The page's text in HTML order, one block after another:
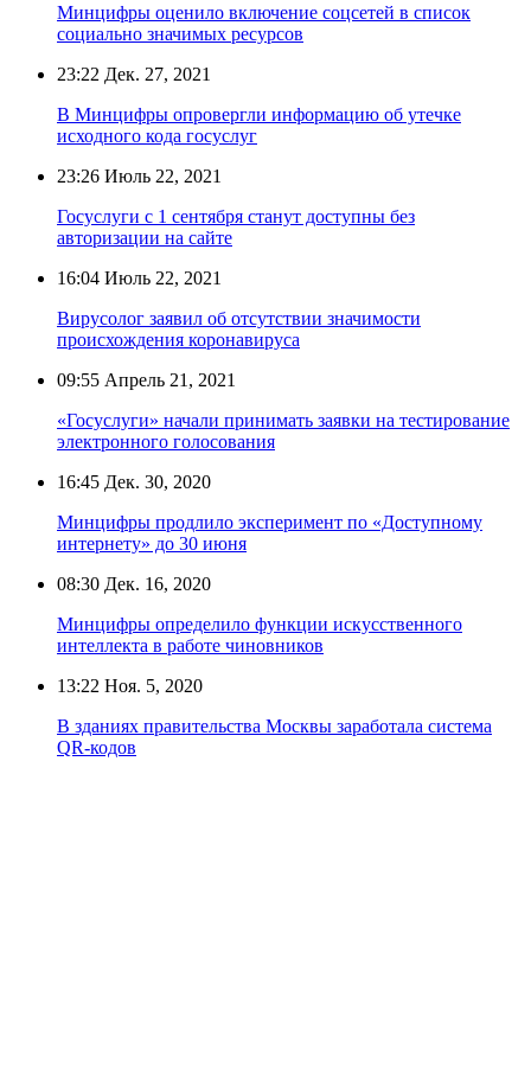
Минцифры оценило включение соцсетей в список
социально значимых ресурсов
23:22 Дек. 27, 2021
В Минцифры опровергли информацию об утечке
исходного кода госуслуг
23:26 Июль 22, 2021
Госуслуги c 1 сентября станут доступны без
авторизации на сайте
16:04 Июль 22, 2021
Вирусолог заявил об отсутствии значимости
происхождения коронавируса
09:55 Апрель 21, 2021
«Госуслуги» начали принимать заявки на тестирование
электронного голосования
16:45 Дек. 30, 2020
Минцифры продлило эксперимент по «Доступному
интернету» до 30 июня
08:30 Дек. 16, 2020
Минцифры определило функции искусственного
интеллекта в работе чиновников
13:22 Ноя. 5, 2020
В зданиях правительства Москвы заработала система
QR-кодов